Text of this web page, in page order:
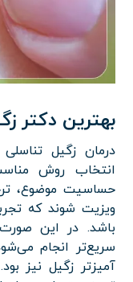
بهترین دکتر
درمان زگیل
انتخاب روش
حساسیت موضوع،
ویزیت شوند که
سریع‌تر انجام
آمیزتر زگیل نیز